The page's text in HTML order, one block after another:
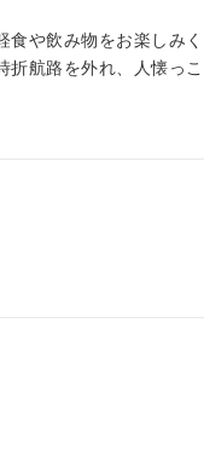
や飲み物をお楽しみく
航路を外れ、人懐っこ